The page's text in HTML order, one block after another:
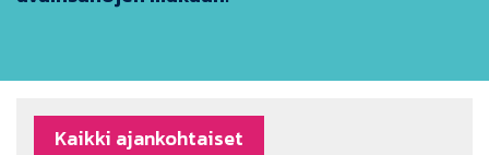
Kaikki ajankohtaiset